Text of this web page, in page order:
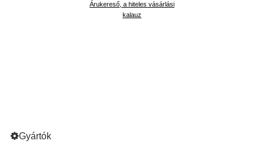
Árukereső, a hiteles vásárlási
kalauz
Gyártók